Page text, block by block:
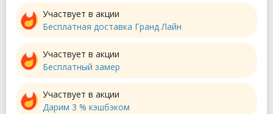
Участвует в акции
Бесплатная доставка Гранд Лайн
Участвует в акции
Бесплатный замер
Участвует в акции
Дарим 3 % кэшбэком